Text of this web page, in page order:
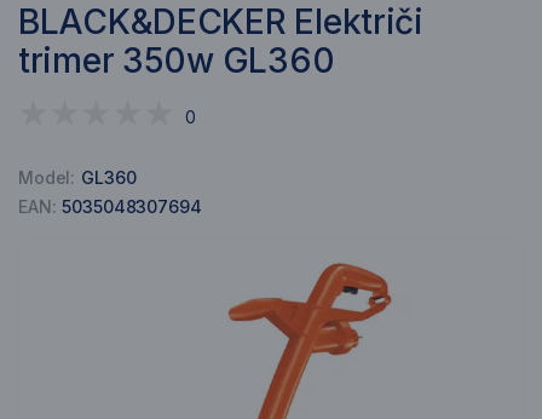
BLACK&DECKER Električi
trimer 350w GL360
0
Model: GL360
EAN: 5035048307694